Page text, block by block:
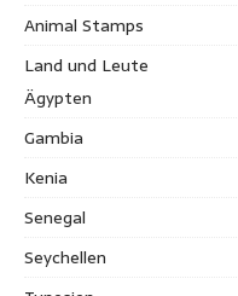
Animal Stamps
Land und Leute
Ägypten
Gambia
Kenia
Senegal
Seychellen